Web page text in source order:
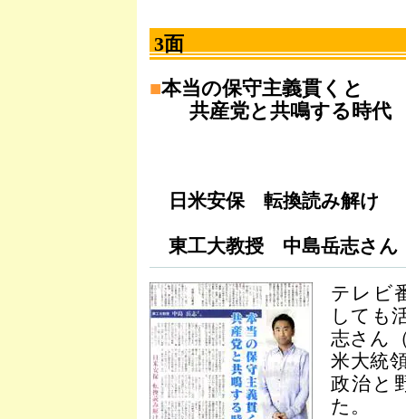
3面
■本当の保守主義貫くと
共産党と共鳴する時代
日米安保 転換読み解け
東工大教授 中島岳志さん
テレビ
しても
志さん
米大統
政治と
た。